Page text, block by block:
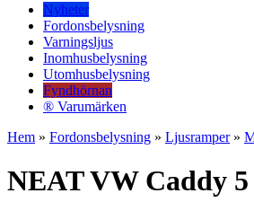
Nyheter
Fordonsbelysning
Varningsljus
Inomhusbelysning
Utomhusbelysning
Fyndhörnan
® Varumärken
Hem » Fordonsbelysning » Ljusramper»
NEAT VW Caddy